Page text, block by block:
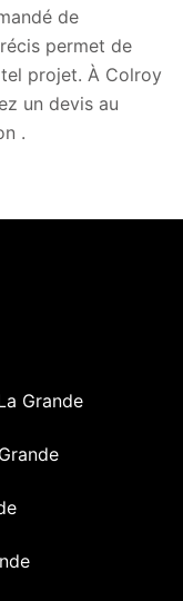
de
permet de
projet. À Colroy
un devis au
.
Grande